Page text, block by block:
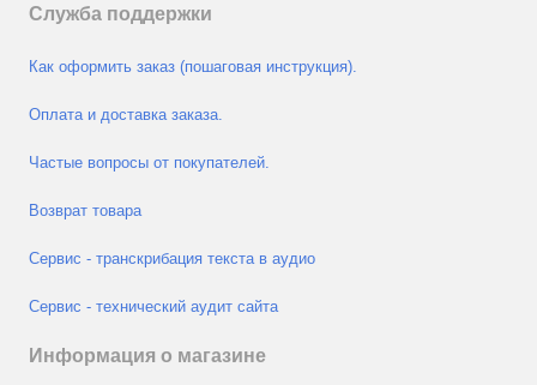
Служба поддержки
Как оформить заказ (пошаговая инструкция).
Оплата и доставка заказа.
Частые вопросы от покупателей.
Возврат товара
Сервис - транскрибация текста в аудио
Сервис - технический аудит сайта
Информация о магазине